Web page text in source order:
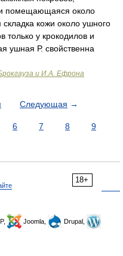
помещающаяся около
кожи около ушного
только у крокодилов и
ушная Р. свойственна
и И.А. Ефрона
Следующая →
6 7 8
9
18+
Joomla,
Drupal,